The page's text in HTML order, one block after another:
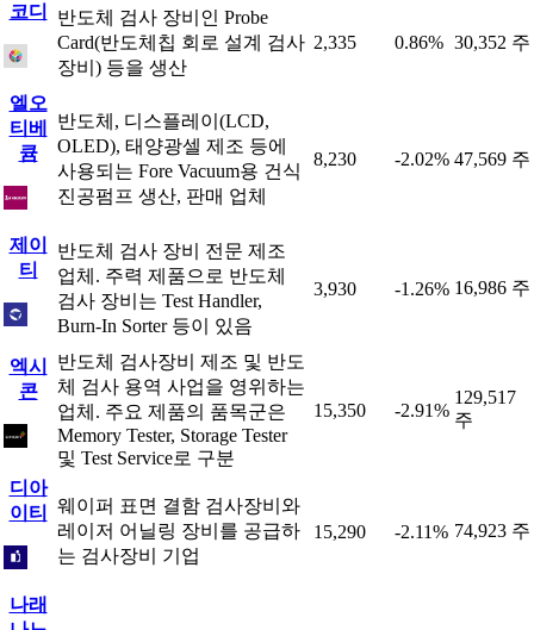
코디
반도체 검사 장비인 Probe
Card(반도체칩 회로 설계 검사
장비) 등을 생산
2,335 0.86% 30,352 주
엘오
티베
큠
반도체, 디스플레이(LCD,
OLED), 태양광셀 제조 등에
사용되는 Fore Vacuum용 건식
진공펌프 생산, 판매 업체
8,230 -2.02% 47,569 주
제이
티
반도체 검사 장비 전문 제조
업체. 주력 제품으로 반도체
검사 장비는 Test Handler,
Burn-In Sorter 등이 있음
3,930 -1.26% 16,986 주
엑시
콘
반도체 검사장비 제조 및 반도
체 검사 용역 사업을 영위하는
업체. 주요 제품의 품목군은
Memory Tester, Storage Tester
및 Test Service로 구분
15,350 -2.91%
129,517
주
디아
이티
웨이퍼 표면 결함 검사장비와
레이저 어닐링 장비를 공급하
는 검사장비 기업
15,290 -2.11% 74,923 주
나래